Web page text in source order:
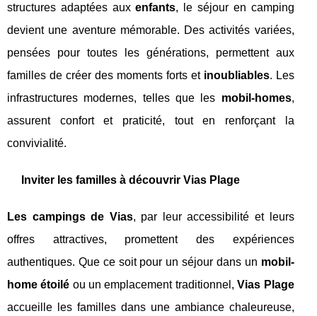
structures adaptées auxenfants, le séjour en camping
devient une aventure mémorable. Des activités variées,
pensées pour toutes les générations, permettent aux
familles de créer des moments forts et inoubliables. Les
infrastructures modernes, telles que les mobil-homes,
assurent confort et praticité, tout en renforçant la
convivialité.
Inviter les familles à découvrir Vias Plage
Les campings de Vias, par leur accessibilité et leurs
offres attractives, promettent des expériences
authentiques. Que ce soit pour un séjour dans un mobil-
home étoilé ou un emplacement traditionnel,Vias Plage
accueille les familles dans une ambiance chaleureuse,